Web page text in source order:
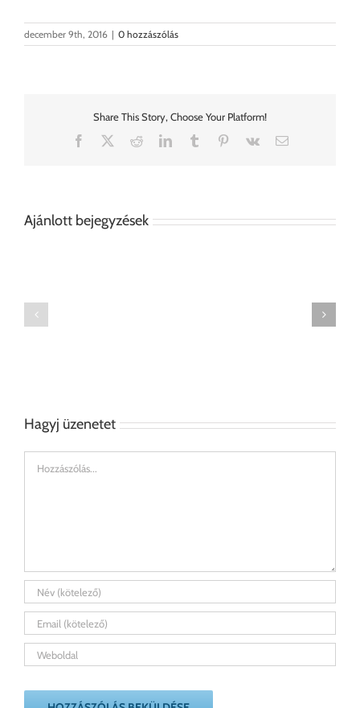
december 9th, 2016 | 0 hozzászólás
Share This Story, Choose Your Platform!
Facebook
RedditLinkedInTumblr Pinterest
Vk Email:
Ajánlott bejegyzések
Hagyj üzenetet